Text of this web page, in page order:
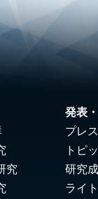
究
発表
プレ
トピ
研究
ライト